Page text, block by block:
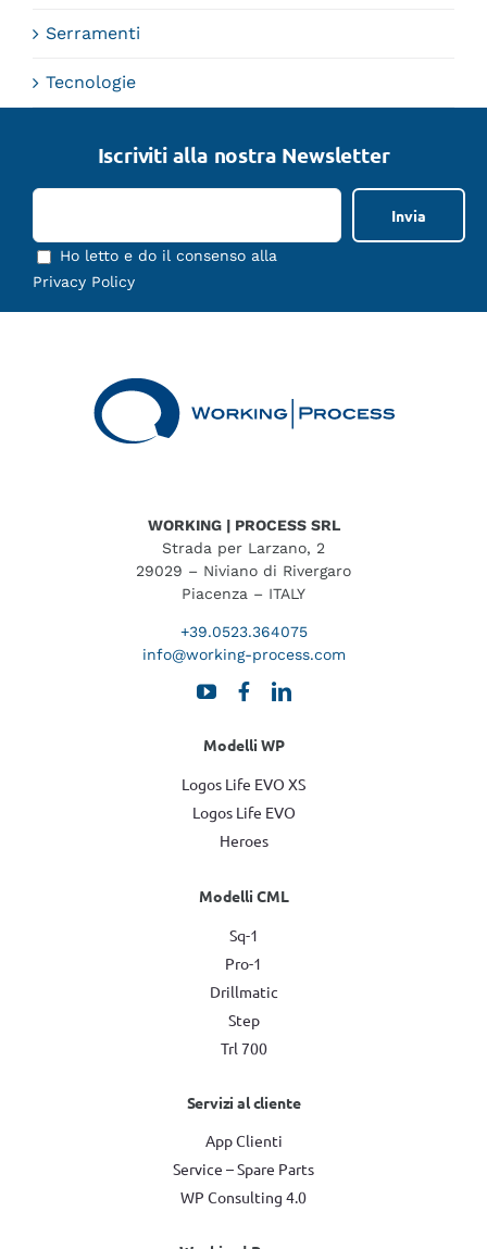
Serramenti
Tecnologie
Iscriviti alla nostra Newsletter
Ho letto e do il consenso alla
Privacy Policy
WORKING | PROCESS SRL
Strada per Larzano, 2
29029 – Niviano di Rivergaro
Piacenza – ITALY
+39.0523.364075
info@working-process.com
Modelli WP
Logos Life EVO XS
Logos Life EVO
Heroes
Modelli CML
Sq-1
Pro-1
Drillmatic
Step
Trl 700
Servizi al cliente
App Clienti
Service – Spare Parts
WP Consulting 4.0